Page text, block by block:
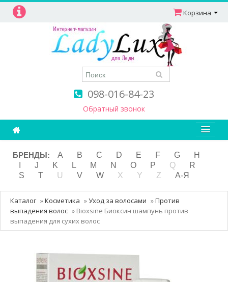
098-016-84-23
Обратный звонок
Корзина
Ароматерапия
Витамины
Детям и мамам
Косметика
Маникюр и педикюр
Похудение
БРЕНДЫ: A B C D E F G
H
J K L M N O P Q
R
S
T U V W X Y Z А-Я
Каталог »Косметика »Уход за волосами »Против
выпадения волос » Bioxsine Биоксин шампунь против
выпадения для сухих волос